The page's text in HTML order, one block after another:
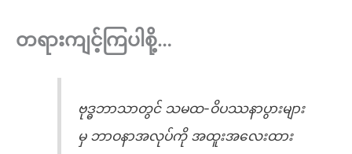
တရားကျင့်ကြပါစို့…
ဗုဒ္ဓဘာသာတွင် သမထ-ဝိပဿနာပွားများ
မှ ဘာဝနာအလုပ်ကို အထူးအလေးထား